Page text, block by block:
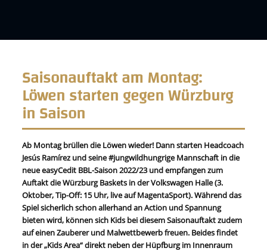
Saisonauftakt am Montag:
Löwen starten gegen Würzburg
in Saison
Ab Montag brüllen die Löwen wieder! Dann starten Headcoach
Jesús Ramírez und seine #jungwildhungrige Mannschaft in die
neue easyCedit BBL-Saison 2022/23 und empfangen zum
Auftakt die Würzburg Baskets in der Volkswagen Halle (3.
Oktober, Tip-Off: 15 Uhr, live auf MagentaSport). Während das
Spiel sicherlich schon allerhand an Action und Spannung
bieten wird, können sich Kids bei diesem Saisonauftakt zudem
auf einen Zauberer und Malwettbewerb freuen. Beides findet
in der „Kids Area“ direkt neben der Hüpfburg im Innenraum